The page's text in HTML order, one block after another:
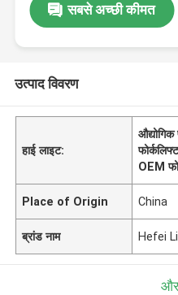
सबसे अच्छी कीमत
उत्पाद विवरण
हाई लाइट:
OEM
Place of Origin China
ब्रांड नाम Hefei